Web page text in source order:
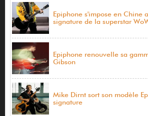
Epiphone s'impose en Chine
signature de la superstar
Epiphone renouvelle sa
Gibson
Mike Dirnt sort son modèle
signature